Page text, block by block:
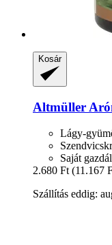
Kosár
Altmüller
Lágy-
Saját
2.680 Ft (11.167
Szállítás eddig: